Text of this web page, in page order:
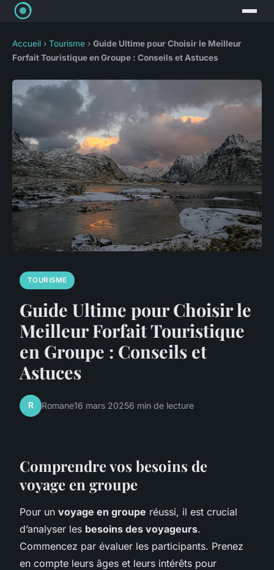
Accueil › Tourisme › Guide Ultime pour Choisir le Meilleur
Forfait Touristique en Groupe : Conseils et Astuces
TOURISME
Guide Ultime pour Choisir le
Meilleur Forfait Touristique
en Groupe : Conseils et
Astuces
R Romane16 mars 20256 min de lecture
Comprendre vos besoins de
voyage en groupe
Pour un voyage en groupe réussi, il est crucial
d’analyser les besoins des voyageurs.
Commencez par évaluer les participants. Prenez
en compte leurs âges et leurs intérêts pour